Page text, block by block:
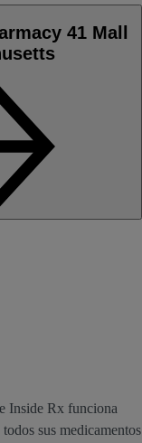
41 Mall
Inside Rx funciona
sus medicamentos